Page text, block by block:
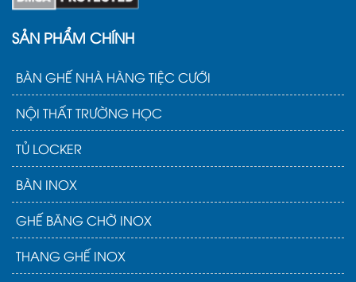
SẢN PHẨM CHÍNH
BÀN GHẾ NHÀ HÀNG TIỆC CƯỚI
NỘI THẤT TRƯỜNG HỌC
TỦ LOCKER
BÀN INOX
GHẾ BĂNG CHỜ INOX
THANG GHẾ INOX